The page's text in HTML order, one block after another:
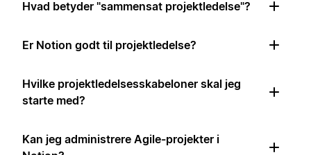
Hvad betyder "sammensat projektledelse"?
Er Notion godt til projektledelse?
Hvilke projektledelsesskabeloner skal jeg
starte med?
Kan jeg administrere Agile-projekter i